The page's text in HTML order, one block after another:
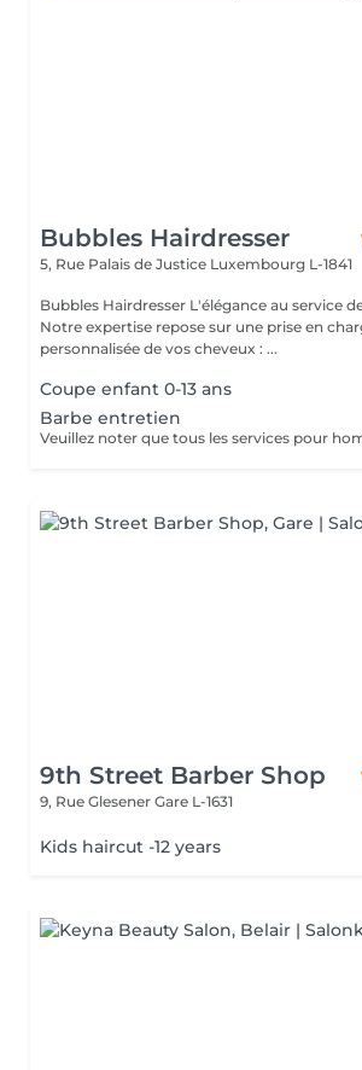
Bubbles Hairdresser
5, Rue Palais de Justice Luxembourg L-1841
Bubbles Hairdresser L'élégance au service de votre beauté
Notre expertise repose sur une prise en
personnalisée de vos cheveux : ...
Coupe enfant 0-13 ans
Barbe entretien
9th Street Barber Shop
9, Rue Glesener Gare L-1631
Kids haircut -12 years